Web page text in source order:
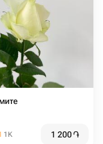
1K 1 200֏